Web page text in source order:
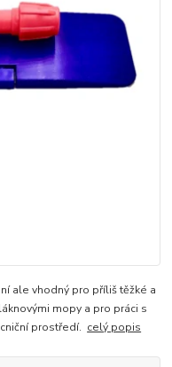
ale vhodný pro příliš těžké a
mopy a pro práci s
prostředí.​ celý popis